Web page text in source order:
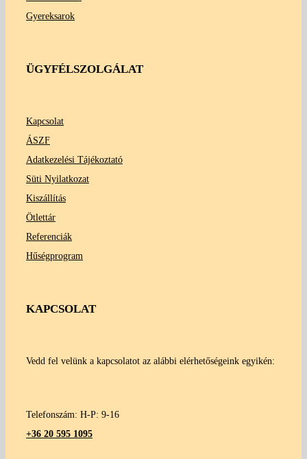
Gyereksarok
ÜGYFÉLSZOLGÁLAT
Kapcsolat
ÁSZF
Adatkezelési Tájékoztató
Süti Nyilatkozat
Kiszállítás
Ötlettár
Referenciák
Hűségprogram
KAPCSOLAT
Vedd fel velünk a kapcsolatot az alábbi elérhetőségeink egyikén:
Telefonszám: H-P: 9-16
+36 20 595 1095